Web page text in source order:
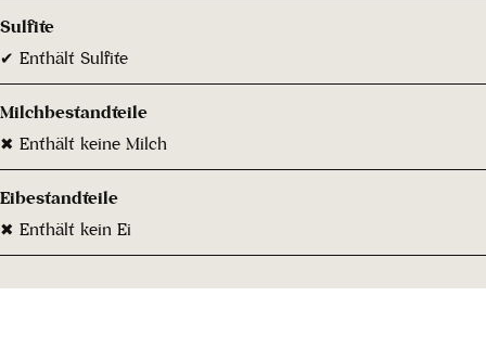
Sulfite
✔ Enthält Sulfite
Milchbestandteile
✖ Enthält keine Milch
Eibestandteile
✖ Enthält kein Ei